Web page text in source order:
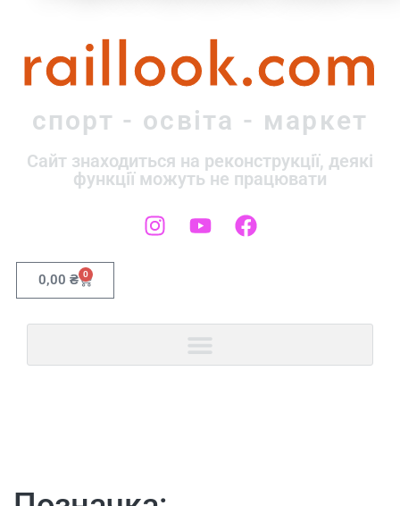
raillook.com
спорт - освіта - маркет
Сайт знаходиться на реконструкції, деякі
функції можуть не працювати
0,00 ₴ 0